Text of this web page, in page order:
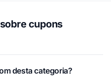
cupons
desta categoria?